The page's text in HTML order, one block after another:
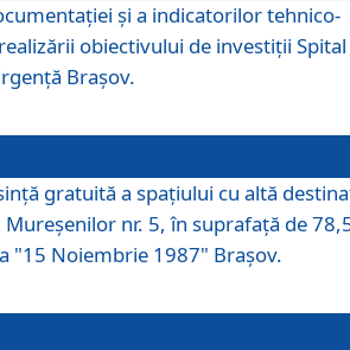
și a indicatorilor tehnico-
obiectivului de investiții Spital
Brașov.
gratuită a spaţiului cu altă
nr. 5, în suprafaţă de
"15 Noiembrie 1987" Braşov.